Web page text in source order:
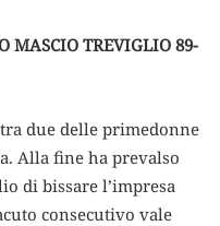
MASCIO TREVIGLIO 89-
due delle primedonne
Alla fine ha prevalso
di bissare l’impresa
consecutivo vale